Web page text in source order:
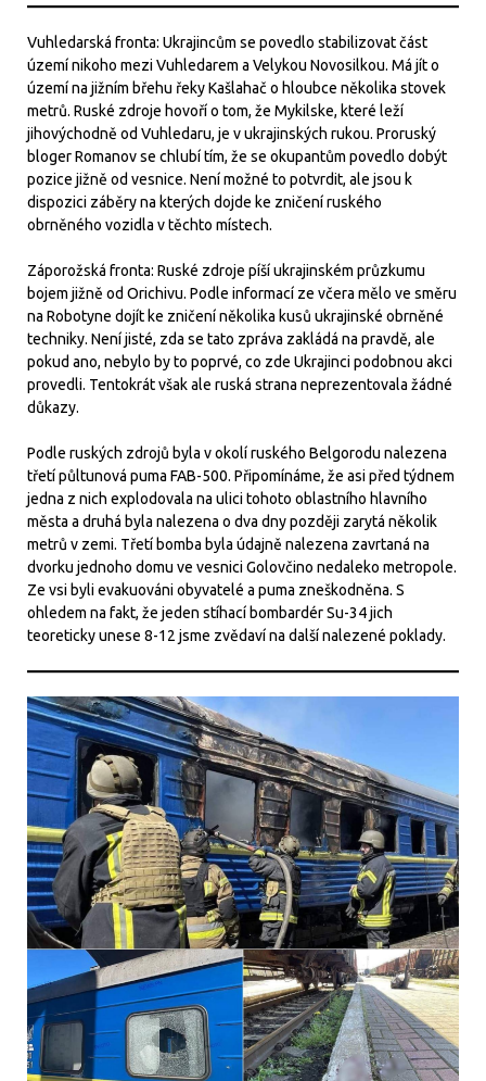
Vuhledarská fronta: Ukrajincům se povedlo stabilizovat část
území nikoho mezi Vuhledarem a Velykou Novosilkou. Má jít o
území na jižním břehu řeky Kašlahač o hloubce několika stovek
metrů. Ruské zdroje hovoří o tom, že Mykilske, které leží
jihovýchodně od Vuhledaru, je v ukrajinských rukou. Proruský
bloger Romanov se chlubí tím, že se okupantům povedlo dobýt
pozice jižně od vesnice. Není možné to potvrdit, ale jsou k
dispozici záběry na kterých dojde ke zničení ruského
obrněného vozidla v těchto místech.
Záporožská fronta: Ruské zdroje píší ukrajinském průzkumu
bojem jižně od Orichivu. Podle informací ze včera mělo ve směru
na Robotyne dojít ke zničení několika kusů ukrajinské obrněné
techniky. Není jisté, zda se tato zpráva zakládá na pravdě, ale
pokud ano, nebylo by to poprvé, co zde Ukrajinci podobnou akci
provedli. Tentokrát však ale ruská strana neprezentovala žádné
důkazy.
Podle ruských zdrojů byla v okolí ruského Belgorodu nalezena
třetí půltunová puma FAB-500. Připomínáme, že asi před týdnem
jedna z nich explodovala na ulici tohoto oblastního hlavního
města a druhá byla nalezena o dva dny později zarytá několik
metrů v zemi. Třetí bomba byla údajně nalezena zavrtaná na
dvorku jednoho domu ve vesnici Golovčino nedaleko metropole.
Ze vsi byli evakuováni obyvatelé a puma zneškodněna. S
ohledem na fakt, že jeden stíhací bombardér Su-34 jich
teoreticky unese 8-12 jsme zvědaví na další nalezené poklady.